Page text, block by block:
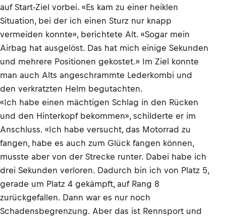
auf Start-Ziel vorbei. «Es kam zu einer heiklen
Situation, bei der ich einen Sturz nur knapp
vermeiden konnte», berichtete Alt. «Sogar mein
Airbag hat ausgelöst. Das hat mich einige Sekunden
und mehrere Positionen gekostet.» Im Ziel konnte
man auch Alts angeschrammte Lederkombi und
den verkratzten Helm begutachten.
«Ich habe einen mächtigen Schlag in den Rücken
und den Hinterkopf bekommen», schilderte er im
Anschluss. «Ich habe versucht, das Motorrad zu
fangen, habe es auch zum Glück fangen können,
musste aber von der Strecke runter. Dabei habe ich
drei Sekunden verloren. Dadurch bin ich von Platz 5,
gerade um Platz 4 gekämpft, auf Rang 8
zurückgefallen. Dann war es nur noch
Schadensbegrenzung. Aber das ist Rennsport und